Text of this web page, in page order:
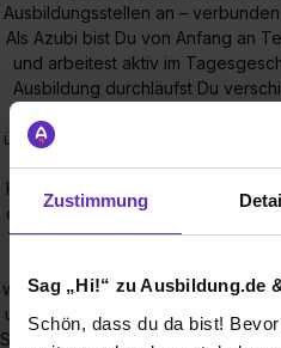
Zustimmung
Sag „Hi!“ zu Ausbildung.de
Schön, dass du da bist!
Ausbildungsstellen an –
Als Azubi bist Du von Anfang an
und arbeitest aktiv im
Ausbildung durchläufst Du
übernehmen. Du erhältst somit
in alle relevanten Abläufe eines
Händlers der Sport- und
eine Ausbildung bei Sport Bittl 1.
Top-Ausbildung! Ausbildung wird
während der gesamten
und betreut, erhältst Schulungen
Sichere Zukunft: Wir bilden gezielt